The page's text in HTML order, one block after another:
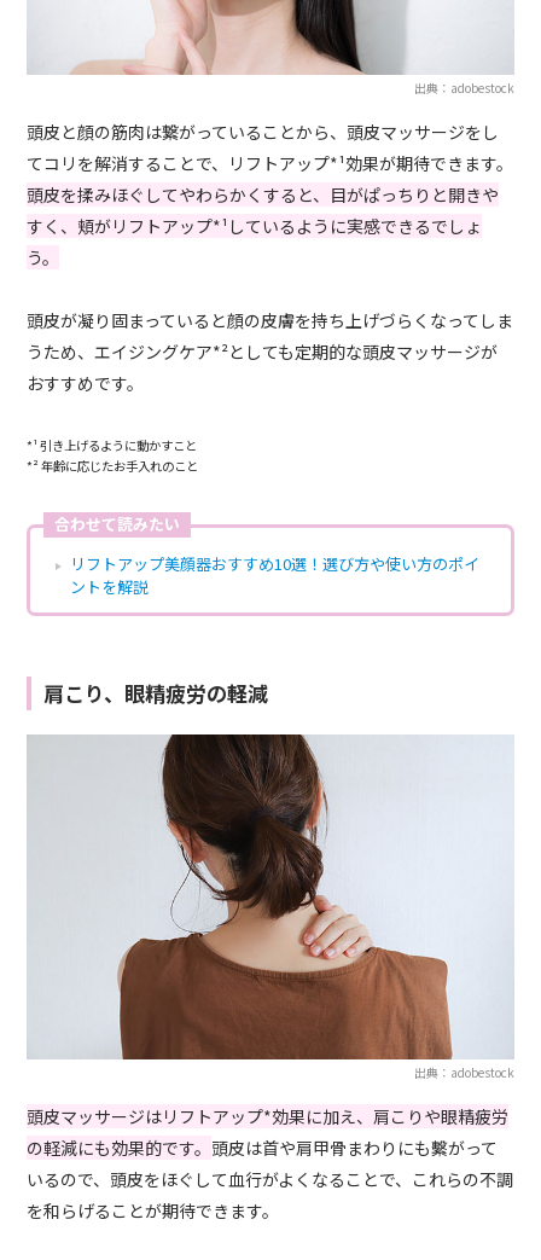
出典：adobestock
頭皮と顔の筋肉は繋がっていることから、頭皮マッサージをし
てコリを解消することで、リフトアップ*¹効果が期待できます。
頭皮を揉みほぐしてやわらかくすると、目がぱっちりと開きや
すく、頬がリフトアップ*¹しているように実感できるでしょ
う。
頭皮が凝り固まっていると顔の皮膚を持ち上げづらくなってしま
うため、エイジングケア*²としても定期的な頭皮マッサージが
おすすめです。
*¹ 引き上げるように動かすこと
*² 年齢に応じたお手入れのこと
合わせて読みたい
リフトアップ美顔器おすすめ10選！選び方や使い方のポイ
ントを解説
肩こり、眼精疲労の軽減
出典：adobestock
頭皮マッサージはリフトアップ*効果に加え、肩こりや眼精疲労
の軽減にも効果的です。 頭皮は首や肩甲骨まわりにも繫がって
いるので、頭皮をほぐして血行がよくなることで、これらの不調
を和らげることが期待できます。